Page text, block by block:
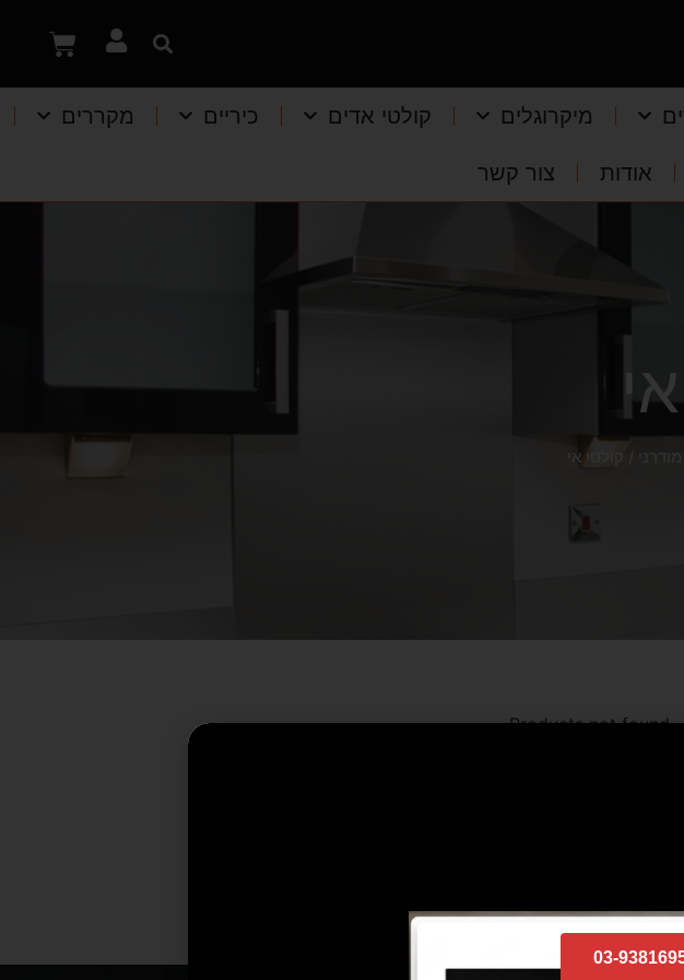
מיקרוגלים קולטי אדים כיריים מקררים
אודות צור קשר
/ קולטי אי
Products not found.
03-